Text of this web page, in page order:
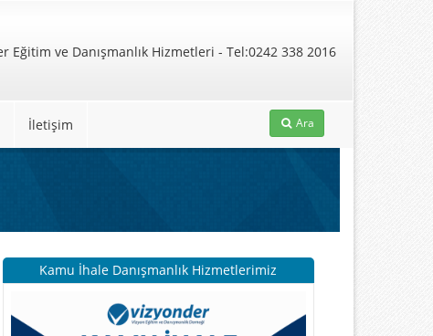
İletişim Ara
Kamu İhale Danışmanlık Hizmetlerimiz